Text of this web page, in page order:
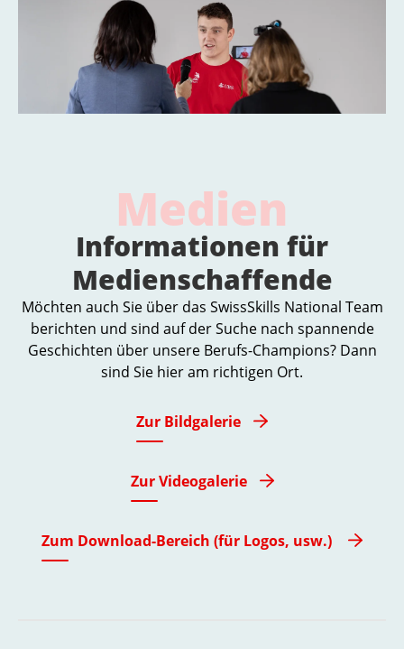
Medien
Informationen für
Medienschaffende
Möchten auch Sie über das SwissSkills National Team
berichten und sind auf der Suche nach spannende
Geschichten über unsere Berufs-Champions? Dann
sind Sie hier am richtigen Ort.
Zur Bildgalerie
Zur Videogalerie
Zum Download-Bereich (für Logos, usw.)